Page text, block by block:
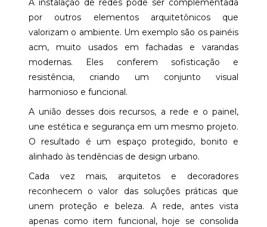
A instalação de redes pode ser complementada
por outros elementos arquitetônicos que
valorizam o ambiente. Um exemplo são os painéis
acm, muito usados em fachadas e varandas
modernas. Eles conferem sofisticação e
resistência, criando um conjunto visual
harmonioso e funcional.
A união desses dois recursos, a rede e o painel,
une estética e segurança em um mesmo projeto.
O resultado é um espaço protegido, bonito e
alinhado às tendências de design urbano.
Cada vez mais, arquitetos e decoradores
reconhecem o valor das soluções práticas que
unem proteção e beleza. A rede, antes vista
apenas como item funcional, hoje se consolida